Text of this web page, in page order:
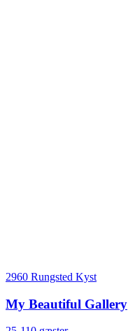
2960 Rungsted Kyst
My Beautiful Gallery